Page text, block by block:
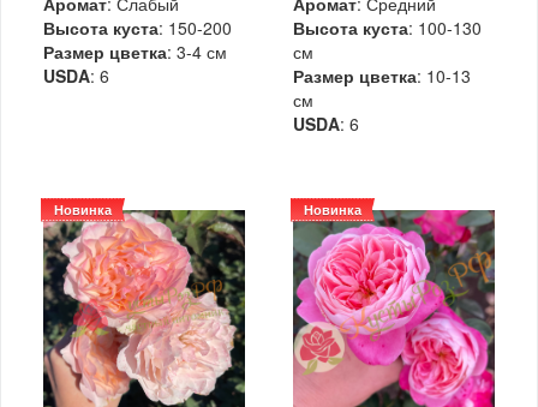
Высота куста: 150-200
Размер цветка: 3-4 см
USDA: 6
Высота куста: 100-130
см
Размер цветка: 10-13
см
USDA: 6
Новинка Новинка